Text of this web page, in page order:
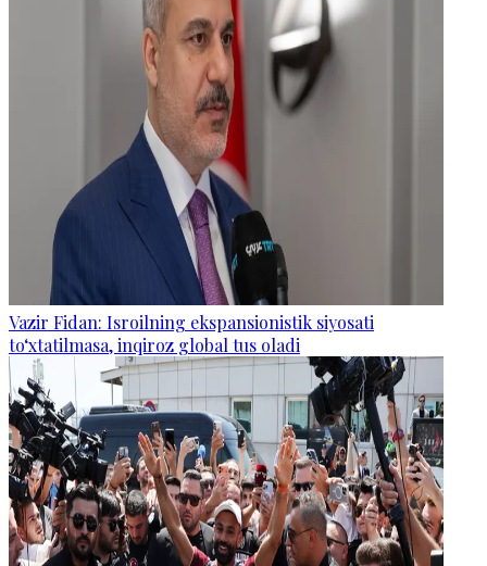
Vazir Fidan: Isroilning ekspansionistik siyosati
to‘xtatilmasa, inqiroz global tus oladi